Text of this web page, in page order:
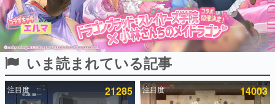
インタビュー
連載・特集一覧
殿堂入り記事
SNS拡散数が数千以上！ ページビュー数万以上！ などな
ど。多くの人々に読まれた、電ファミ渾身の“殿堂入り”記
事をまとめました。
いま読まれている記事
注目度 21285 注目度 14003